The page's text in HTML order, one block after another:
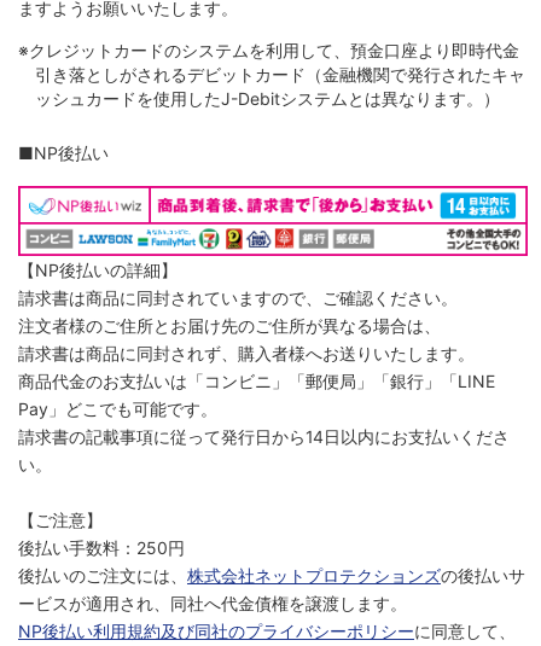
ますようお願いいたします。
※クレジットカードのシステムを利用して、預金口座より即時代金
引き落としがされるデビットカード（金融機関で発行されたキャ
ッシュカードを使用したJ-Debitシステムとは異なります。）
■NP後払い
【NP後払いの詳細】
請求書は商品に同封されていますので、ご確認ください。
注文者様のご住所とお届け先のご住所が異なる場合は、
請求書は商品に同封されず、購入者様へお送りいたします。
商品代金のお支払いは「コンビニ」「郵便局」「銀行」「LINE
Pay」どこでも可能です。
請求書の記載事項に従って発行日から14日以内にお支払いくださ
い。
【ご注意】
後払い手数料：250円
後払いのご注文には、 株式会社ネットプロテクションズの後払いサ
ービスが適用され、同社へ代金債権を譲渡します。
NP後払い利用規約及び同社のプライバシーポリシーに同意して、